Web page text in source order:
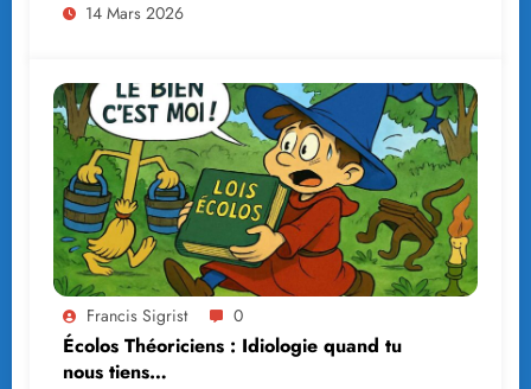
14 Mars 2026
Francis Sigrist 0
Écolos Théoriciens : Idiologie quand tu
nous tiens…